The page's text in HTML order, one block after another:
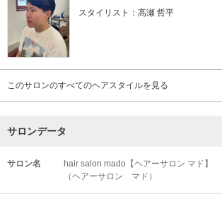
スタイリスト：高瀬 哲平
このサロンのすべてのヘアスタイルを見る
サロンデータ
サロン名
hair salon mado【ヘアーサロン マド】
（ヘアーサロン マド）